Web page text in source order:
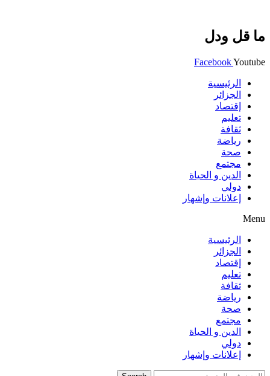
ما قل ودل
FacebookYoutube
الرئيسية
الجزائر
إقتصاد
تعليم
ثقافة
رياضة
صحة
مجتمع
الدين و الحياة
دولي
إعلانات وإشهار
Menu
الرئيسية
الجزائر
إقتصاد
تعليم
ثقافة
رياضة
صحة
مجتمع
الدين و الحياة
دولي
إعلانات وإشهار